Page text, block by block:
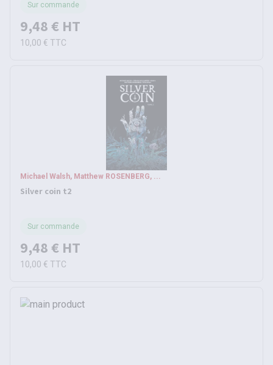
Sur commande
9,48 € HT
10,00 € TTC
Michael Walsh, Matthew ROSENBERG, ...
Silver coin t2
Sur commande
9,48 € HT
10,00 € TTC